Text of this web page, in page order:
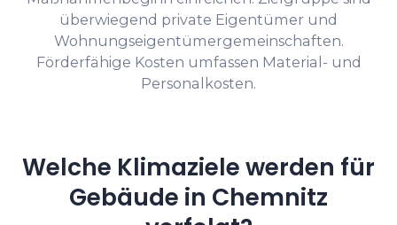
überwiegend private Eigentümer und
Wohnungseigentümergemeinschaften.
Förderfähige Kosten umfassen Material- und
Personalkosten.
Welche Klimaziele werden für
Gebäude in Chemnitz